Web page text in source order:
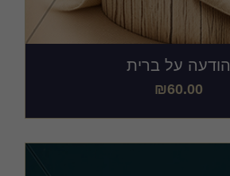
הודעה על ברית
₪60.00